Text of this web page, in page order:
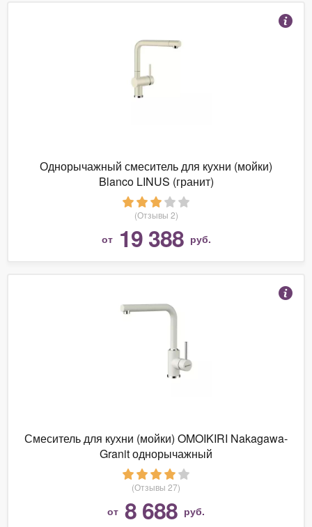
Однорычажный смеситель для кухни (мойки)
Blanco LINUS (гранит)
(Отзывы 2)
от 19 388 руб.
Смеситель для кухни (мойки) OMOIKIRI Nakagawa-
Granit однорычажный
(Отзывы 27)
от 8 688 руб.